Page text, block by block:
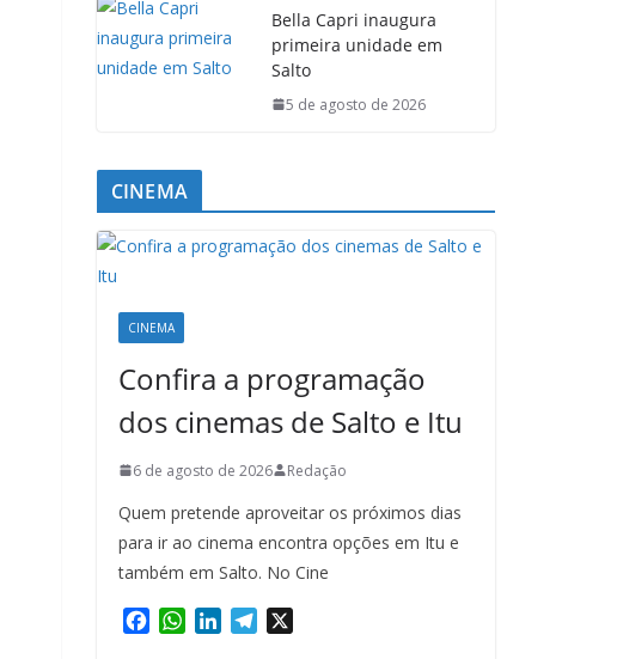
Bella Capri inaugura
primeira unidade em
Salto
5 de agosto de 2026
CINEMA
CINEMA
Confira a programação
dos cinemas de Salto e Itu
6 de agosto de 2026 Redação
Quem pretende aproveitar os próximos dias
para ir ao cinema encontra opções em Itu e
também em Salto. No Cine
W